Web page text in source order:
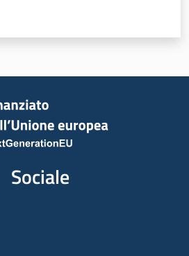
Sociale